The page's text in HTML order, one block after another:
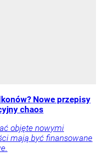
Nowe przepisy
chaos
objęte nowymi
mają być finansowane